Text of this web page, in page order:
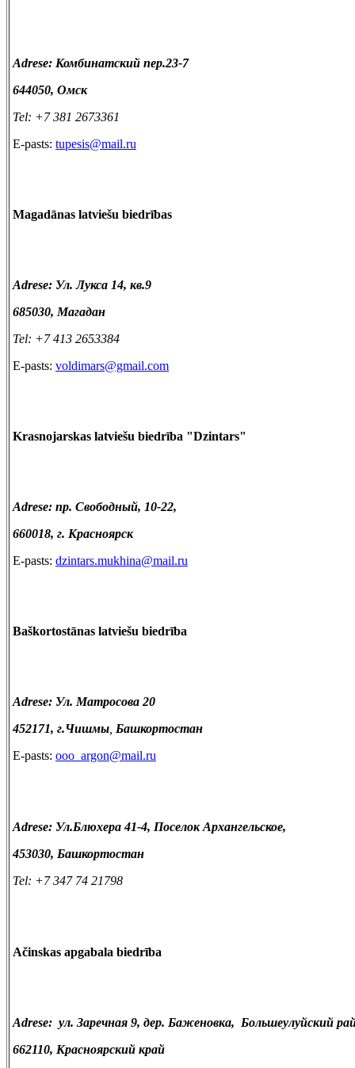
Adrese: Комбинатский пер.23-7
644050, Омск
Tel: +7 381 2673361
E-pasts: tupesis@mail.ru
Magadānas latviešu biedrības
Adrese: Ул. Лукса 14, кв.9
685030, Магадан
Tel: +7 413 2653384
E-pasts: voldimars@gmail.com
Krasnojarskas latviešu biedrība "Dzintars"
Adrese: пр. Свободный, 10-22,
660018, г. Красноярск
E-pasts: dzintars.mukhina@mail.ru
Baškortostānas latviešu biedrība
Adrese: Ул. Матросова 20
452171, г.Чишмы Башкортостан
E-pasts: ooo_argon@mail.ru
Adrese: Ул.Блюхера 41-4, Поселок Архангельское,
453030, Башкортостан
Tel: +7 347 74 21798
Ačinskas apgabala biedrība
Adrese: ул. Заречная 9, дер. Баженовка, Большеулуйский
662110, Красноярский край